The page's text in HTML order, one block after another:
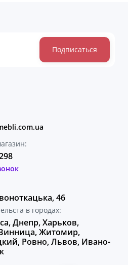
Подписаться
46
в городах:
Днепр, Харьков,
Житомир,
Ровно, Львов, Ивано-